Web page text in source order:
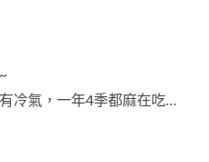
冷氣，一年4季都麻在吃…